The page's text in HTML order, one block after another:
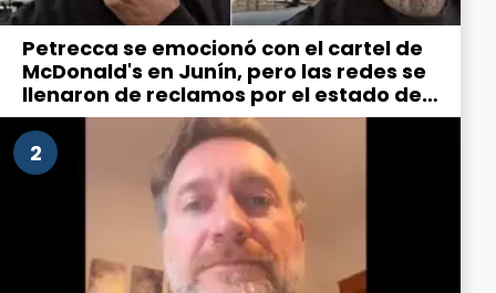
Petrecca se emocionó con el cartel de
McDonald's en Junín, pero las redes se
llenaron de reclamos por el estado de
la ciudad
2